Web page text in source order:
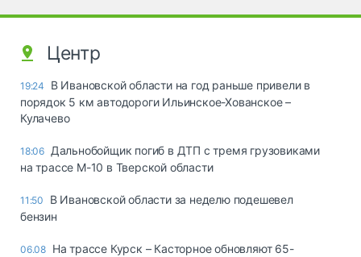
Центр
19:24
В Ивановской области на год раньше привели в
порядок 5 км автодороги Ильинское-Хованское –
Кулачево
18:06 Дальнобойщик погиб в ДТП с тремя грузовиками
на трассе М-10 в Тверской области
11:50
В Ивановской области за неделю подешевел
бензин
06.08 На трассе Курск – Касторное обновляют 65-